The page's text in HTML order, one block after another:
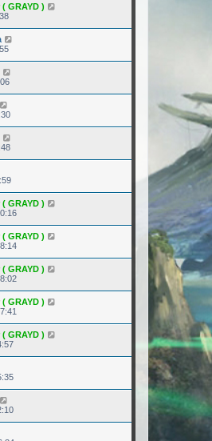
GRAYD )
GRAYD )
GRAYD )
GRAYD )
GRAYD )
GRAYD )